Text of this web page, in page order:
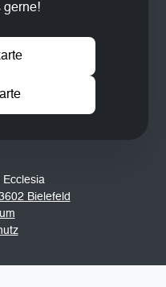
gerne!
Bielefeld